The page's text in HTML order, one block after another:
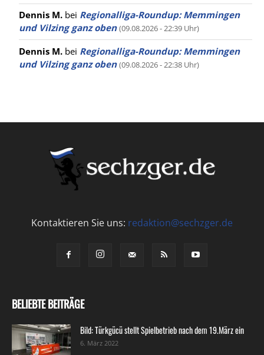
Dennis M. bei Regionalliga-Roundup: Memmingen
und Vilzing ganz oben (09.08.2026 - 22:39 Uhr)
Dennis M. bei Regionalliga-Roundup: Memmingen
und Vilzing ganz oben (09.08.2026 - 22:38 Uhr)
Kontaktieren Sie uns: redaktion@sechzger.de
BELIEBTE BEITRÄGE
Bild: Türkgücü stellt Spielbetrieb nach dem 19.März ein
6. März 2022